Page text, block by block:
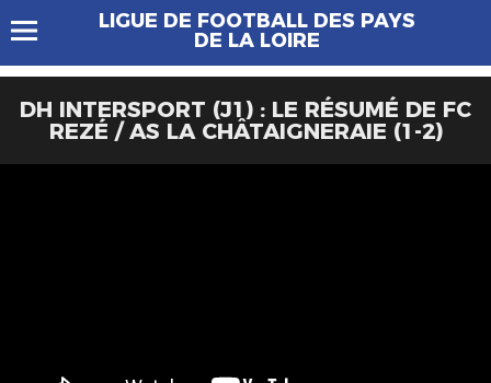
LIGUE DE FOOTBALL DES PAYS
DE LA LOIRE
DH INTERSPORT (J1) : LE RÉSUMÉ DE FC
REZÉ / AS LA CHÂTAIGNERAIE (1-2)